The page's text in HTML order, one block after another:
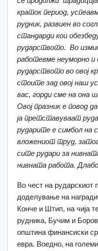
краток период,
рудник, развиен во
стандарди кои
рударството. Во
работевме неуморно и
рударството во овој
стоите зад овој наш
вас, горди сме на она
Овој празник е повод
ја претставуваат
рударите е симбол на
вложениот труд,
сите рудари за
нивната работа.
Во чест на рударскиот
доделување на
Конче и Штип, на чија
рудника, Бучим и
општина финансиски
евра. Воедно, на